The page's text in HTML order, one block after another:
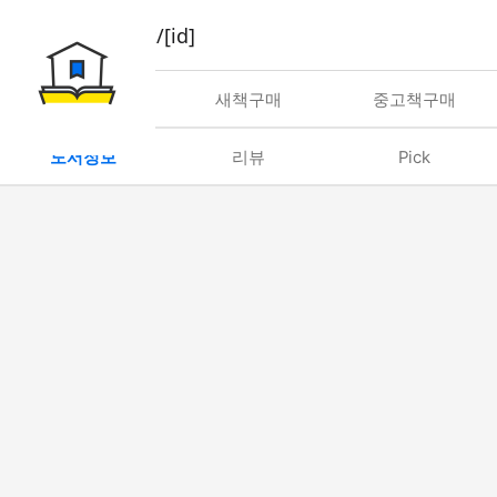
book/rent/[id]
대여 새책구매 중고책구매
도서정보 리뷰 Pick